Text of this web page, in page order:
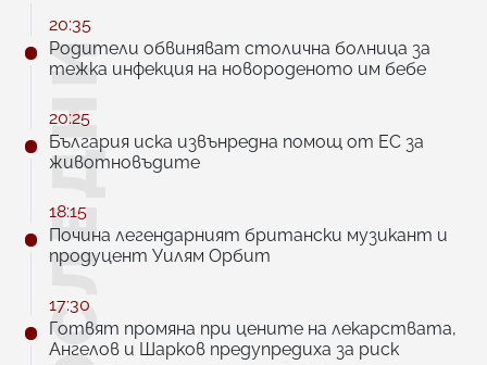
20:35
Родители обвиняват столична болница за
тежка инфекция на новороденото им бебе
20:25
България иска извънредна помощ от ЕС за
животновъдите
18:15
Почина легендарният британски музикант и
продуцент Уилям Орбит
17:30
Готвят промяна при цените на лекарствата,
Ангелов и Шарков предупредиха за риск